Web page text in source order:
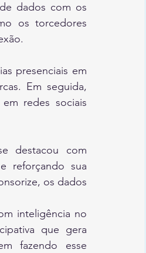
dados com os
os torcedores
presenciais em
Em seguida,
redes sociais
destacou com
reforçando sua
os dados
inteligência no
que gera
fazendo esse